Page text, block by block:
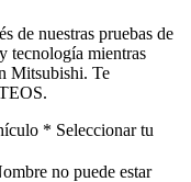
de nuestras pruebas de
tecnología mientras
Mitsubishi. Te
* Seleccionar tu
no puede estar